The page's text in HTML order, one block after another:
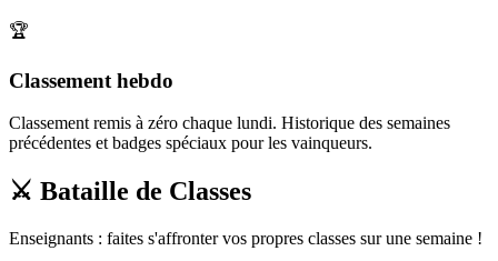
🏆
Classement hebdo
Classement remis à zéro chaque lundi. Historique des semaines
précédentes et badges spéciaux pour les vainqueurs.
⚔️ Bataille de Classes
Enseignants : faites s'affronter vos propres classes sur une semaine !